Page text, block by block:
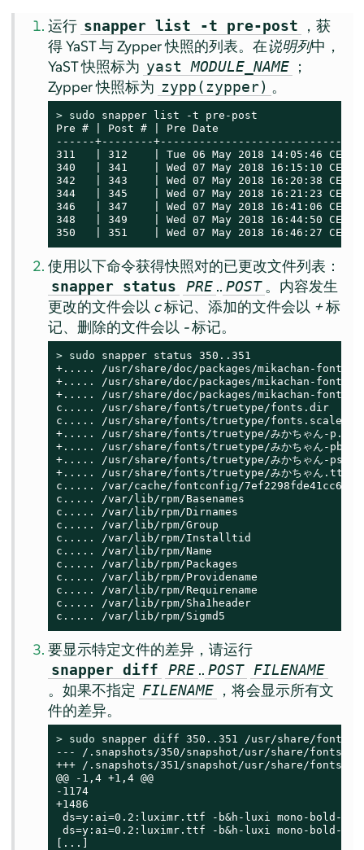
运行 snapper list -t pre-post
，获
得 YaST 与 Zypper 快照的列表。在说明列中，
YaST 快照标为 yastMODULE_NAME ；
Zypper 快照标为 zypp(zypper) 。
> sudo snapper list -t pre-post
Pre # | Post # | Pre Date
------+--------
311   | 312    | Tue 06 May 2018 14:05:46 CEST
340   | 341    | Wed 07 May 2018 16:15:10 CEST
342   | 343    | Wed 07 May 2018 16:20:38 CEST
344   | 345    | Wed 07 May 2018 16:21:23 CEST
346   | 347    | Wed 07 May 2018 16:41:06 CEST
348   | 349    | Wed 07 May 2018 16:44:50 CEST
350   | 351    | Wed 07 May 2018 16:46:27 CEST
使用以下命令获得快照对的已更改文件列表：
snapper status PRE .. POST 。内容发生
更改的文件会以 c标记、添加的文件会以 +标
记、删除的文件会以 -标记。
> sudo snapper status 350..351
+..... /usr/share/doc/packages/mikachan-fonts
+..... /usr/share/doc/packages/mikachan-fonts/
+..... /usr/share/doc/packages/mikachan-fonts/
c..... /usr/share/fonts/truetype/fonts.dir
c..... /usr/share/fonts/truetype/fonts.scale
+..... /usr/share/fonts/truetype/みかちゃん-p.ttf
+..... /usr/share/fonts/truetype/みかちゃん-
+..... /usr/share/fonts/truetype/みかちゃん-
+..... /usr/share/fonts/truetype/みかちゃん.ttf
c..... /var/cache/fontconfig/
c..... /var/lib/rpm/Basenames
c..... /var/lib/rpm/Dirnames
c..... /var/lib/rpm/Group
c..... /var/lib/rpm/Installtid
c..... /var/lib/rpm/Name
c..... /var/lib/rpm/Packages
c..... /var/lib/rpm/Providename
c..... /var/lib/rpm/Requirename
c..... /var/lib/rpm/Sha1header
c..... /var/lib/rpm/Sigmd5
要显示特定文件的差异，请运行
snapper diff PRE .. POST FILENAME
。如果不指定 FILENAME ，将会显示所有文
件的差异。
> sudo snapper diff 350..351 /usr/share/fonts/
--- /.snapshots/350/snapshot/usr/share/fonts/
+++ /.snapshots/351/snapshot/usr/share/fonts/
@@ -1,4 +1,4 @@
-1174
+1486
ds=y:ai=0.2:luximr.ttf -b&h-luxi mono-bold-i-
ds=y:ai=0.2:luximr.ttf -b&h-luxi mono-bold-i-
[...]